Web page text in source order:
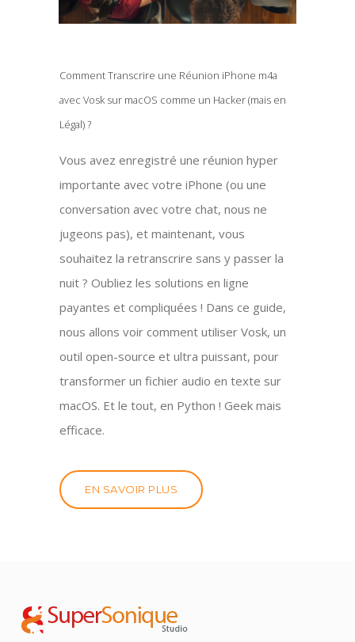
Comment Transcrire une Réunion iPhone m4a
avec Vosk sur macOS comme un Hacker (mais en
Légal) ?
Vous avez enregistré une réunion hyper
importante avec votre iPhone (ou une
conversation avec votre chat, nous ne
jugeons pas), et maintenant, vous
souhaitez la retranscrire sans y passer la
nuit ? Oubliez les solutions en ligne
payantes et compliquées ! Dans ce guide,
nous allons voir comment utiliser Vosk, un
outil open-source et ultra puissant, pour
transformer un fichier audio en texte sur
macOS. Et le tout, en Python ! Geek mais
efficace.
EN SAVOIR PLUS